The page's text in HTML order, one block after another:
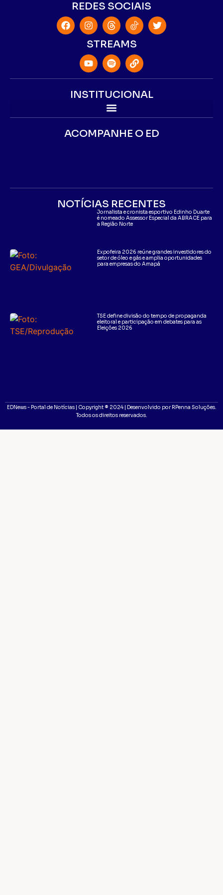
REDES SOCIAIS
STREAMS
INSTITUCIONAL
ACOMPANHE O ED
NOTÍCIAS RECENTES
Jornalista e cronista esportivo Edinho Duarte
é nomeado Assessor Especial da ABRACE para
a Região Norte
Expofeira 2026 reúne grandes investidores do
setor de óleo e gás e amplia oportunidades
para empresas do Amapá
TSE define divisão do tempo de propaganda
eleitoral e participação em debates para as
Eleições 2026
EDNews - Portal de Notícias | Copyright ® 2024 | Desenvolvido por RPenna Soluções.
Todos os direitos reservados.